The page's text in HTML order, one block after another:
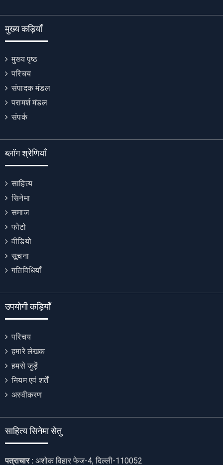
मुख्य कड़ियाँ
मुख्य पृष्ठ
परिचय
संपादक मंडल
परामर्श मंडल
संपर्क
ब्लॉग श्रेणियाँ
साहित्य
सिनेमा
समाज
फोटो
वीडियो
सूचना
गतिविधियाँ
उपयोगी कड़ियाँ
परिचय
हमारे लेखक
हमसे जुड़ें
नियम एवं शर्तें
अस्वीकरण
साहित्य सिनेमा सेतु
पत्राचार : अशोक विहार फेज-4, दिल्ली-110052